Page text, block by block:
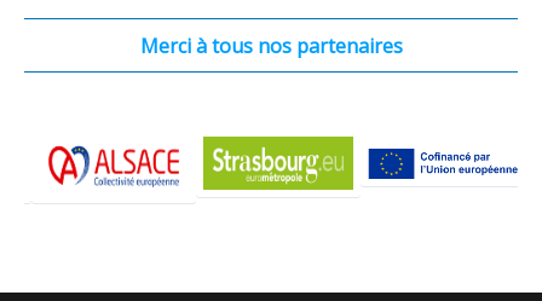
Merci à tous nos partenaires